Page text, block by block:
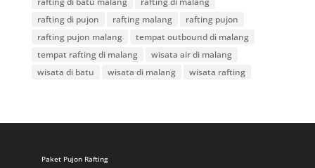
rafting di pujon
rafting malang
rafting pujon
rafting pujon malang
tempat outbound di malang
tempat rafting di malang
wisata air di malang
wisata di batu
wisata di malang wisata rafting
Paket Pujon Rafting